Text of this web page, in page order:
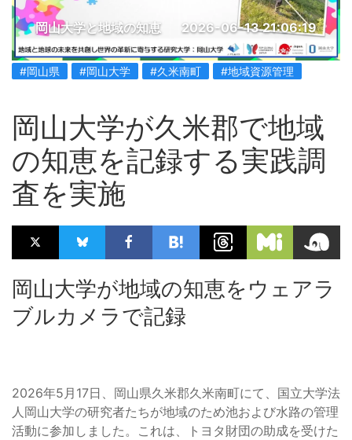
岡山大学と地域の知恵 2026-06-13 21:06:19
#岡山県 #岡山大学 #久米南町 #地域資源管理
岡山大学が久米郡で地域
の知恵を記録する実践調
査を実施
岡山大学が地域の知恵をウェアラ
ブルカメラで記録
2026年5月17日、岡山県久米郡久米南町にて、国立大学法
人岡山大学の研究者たちが地域のため池および水路の管理
活動に参加しました。これは、トヨタ財団の助成を受けた